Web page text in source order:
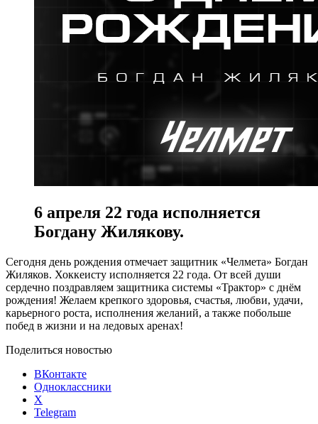
6 апреля 22 года исполняется
Богдану Жилякову.
Сегодня день рождения отмечает защитник «Челмета» Богдан
Жиляков. Хоккеисту исполняется 22 года. От всей души
сердечно поздравляем защитника системы «Трактор» с днём
рождения! Желаем крепкого здоровья, счастья, любви, удачи,
карьерного роста, исполнения желаний, а также побольше
побед в жизни и на ледовых аренах!
Поделиться новостью
ВКонтакте
Одноклассники
X
Telegram